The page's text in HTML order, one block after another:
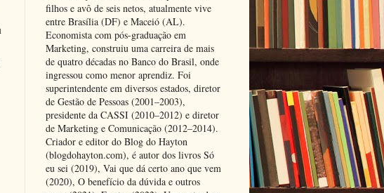
filhos e avô de seis netos, atualmente vive
entre Brasília (DF) e Maceió (AL).
Economista com pós-graduação em
Marketing, construiu uma carreira de mais
de quatro décadas no Banco do Brasil, onde
ingressou como menor aprendiz. Foi
superintendente em diversos estados, diretor
de Gestão de Pessoas (2001–2003),
presidente da CASSI (2010–2012) e diretor
de Marketing e Comunicação (2012–2014).
Criador e editor do Blog do Hayton
(blogdohayton.com), é autor dos livros Só
eu sei (2019), Vai que dá certo ano que vem
(2020), O benefício da dúvida e outros